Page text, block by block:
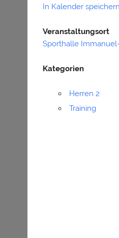
In Kalender speichern
Veranstaltungsort
Sporthalle
Kategorien
Herren 2
Training